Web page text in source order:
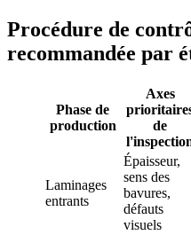
Procédure de
recommandée par
Phase de
production
Axes
de
Laminages
entrants
Épaisseur,
sens des
bavures,
défauts
visuels